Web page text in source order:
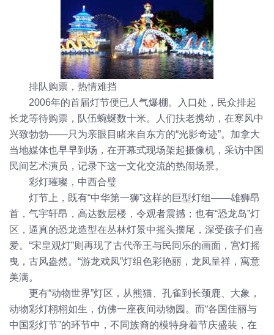
排队购票，热情难挡
2006年的首届灯节便已人气爆棚。入口处，民众排起
长龙等待购票，队伍蜿蜒数十米。人们扶老携幼，在寒风中
兴致勃勃——只为亲眼目睹来自东方的“光影奇迹”。加拿大
当地媒体也早早到场，在开幕式现场架起摄像机，采访中国
民间艺术演员，记录下这一文化交流的热闹场景。
彩灯璀璨，中西合璧
灯节上，既有“中华第一狮”这样的巨型灯组——雄狮昂
首，气宇轩昂，高达数层楼，令观者震撼；也有“恐龙岛”灯
区，逼真的恐龙造型在丛林灯景中摇头摆尾，深受孩子们喜
爱。“宋皇观灯”则再现了古代帝王与民同乐的画面，宫灯摇
曳，古风盎然。“游龙戏凤”灯组色彩艳丽，龙凤呈祥，寓意
美满。
更有“动物世界”灯区，从熊猫、孔雀到长颈鹿、大象，
动物彩灯栩栩如生，仿佛一座夜间动物园。而“各国佳丽与
中国彩灯节”的环节中，不同族裔的模特身着节庆盛装，在